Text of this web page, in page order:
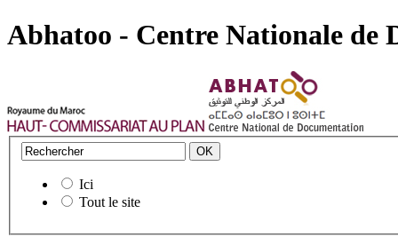
Abhatoo - Centre Nationale de
Ici
Tout le site